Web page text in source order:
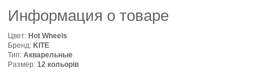
Информация о товаре
Цвет: Hot Wheels
Бренд: KITE
Тип: Акварельные
Размер: 12 кольорів